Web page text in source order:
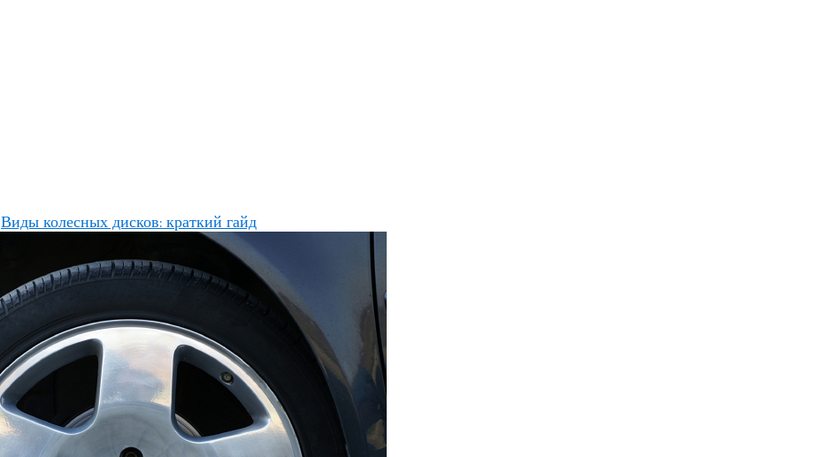
Виды колесных дисков: краткий гайд